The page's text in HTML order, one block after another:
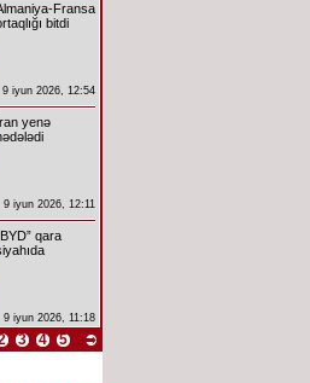
Fransa
bitdi
9 iyun 2026, 12:54
yenə
9 iyun 2026, 12:11
qara
9 iyun 2026, 11:18
3 4 5